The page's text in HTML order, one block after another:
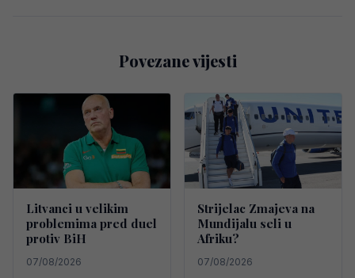
Povezane vijesti
Litvanci u velikim
problemima pred duel
protiv BiH
07/08/2026
Strijelac Zmajeva na
Mundijalu seli u
Afriku?
07/08/2026